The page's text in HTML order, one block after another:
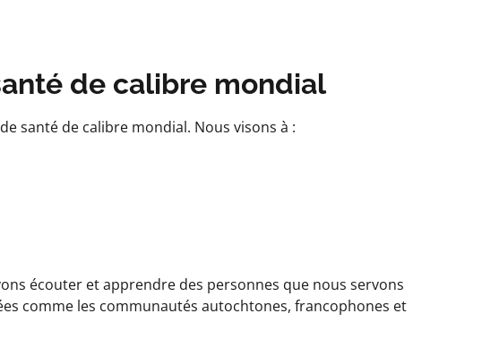
de calibre mondial
santé de calibre mondial. Nous visons à :
écouter et apprendre des personnes que nous servons
comme les communautés autochtones, francophones et